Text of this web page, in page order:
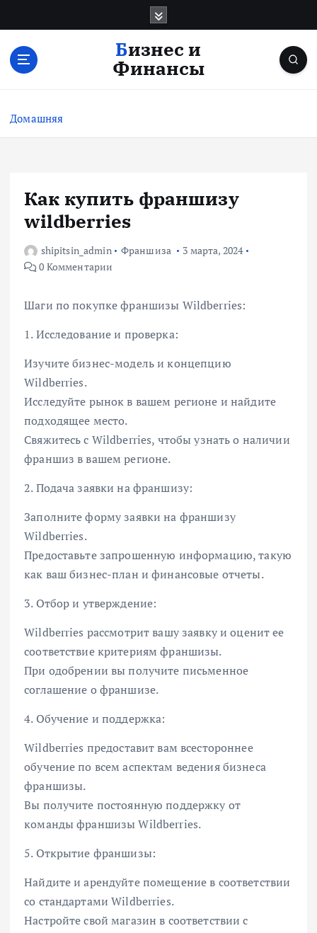
с
Бизнес и
Финансы
Домашняя
Как купить франшизу
wildberries
shipitsin_admin Франшиза
3 марта, 2024
0 Комментарии
Шаги по покупке франшизы Wildberries:
1. Исследование и проверка:
Изучите бизнес-модель и концепцию
Wildberries.
Исследуйте рынок в вашем регионе и найдите
подходящее место.
Свяжитесь с Wildberries, чтобы узнать о наличии
франшиз в вашем регионе.
2. Подача заявки на франшизу:
Заполните форму заявки на франшизу
Wildberries.
Предоставьте запрошенную информацию, такую
как ваш бизнес-план и финансовые отчеты.
3. Отбор и утверждение:
Wildberries рассмотрит вашу заявку и оценит ее
соответствие критериям франшизы.
При одобрении вы получите письменное
соглашение о франшизе.
4. Обучение и поддержка:
Wildberries предоставит вам всестороннее
обучение по всем аспектам ведения бизнеса
франшизы.
Вы получите постоянную поддержку от
команды франшизы Wildberries.
5. Открытие франшизы:
Найдите и арендуйте помещение в соответствии
со стандартами Wildberries.
Настройте свой магазин в соответствии с